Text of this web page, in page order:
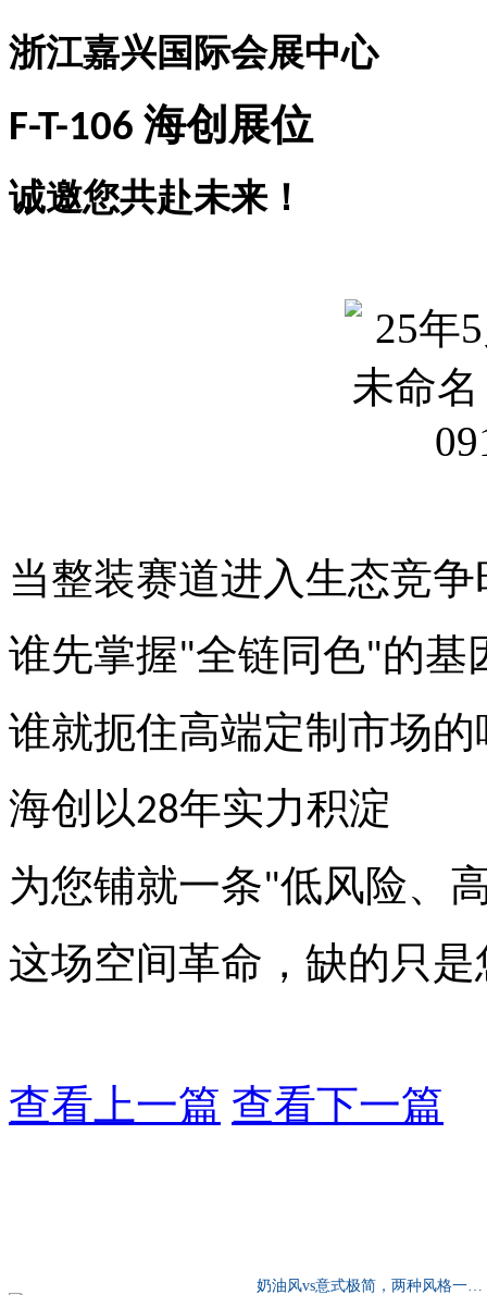
浙江嘉兴国际会展中心
F-T-106 海创展位
诚邀您共赴未来！
当整装赛道进入生态竞争
谁先掌握"全链同色"的基
谁就扼住高端定制市场的
海创以28年实力积淀
为您铺就一条"低风险、
这场空间革命，缺的只
查看上一篇 查看下一篇